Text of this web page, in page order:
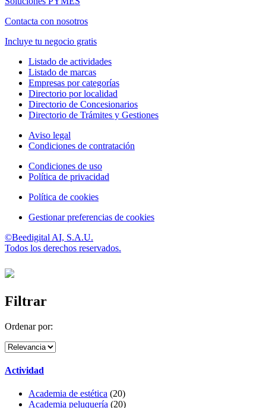
Contacta con nosotros
Incluye tu negocio gratis
Listado de actividades
Listado de marcas
Empresas por categorías
Directorio por localidad
Directorio de Concesionarios
Directorio de Trámites y Gestiones
Aviso legal
Condiciones de contratación
Condiciones de uso
Política de privacidad
Política de cookies
Gestionar preferencias de cookies
©Beedigital AI, S.A.U.
Todos los derechos reservados.
Filtrar
Ordenar por:
Actividad
Academia de estética (20)
Academia peluquería (20)